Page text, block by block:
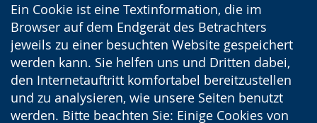
Ein Cookie ist eine Textinformation, die im
Browser auf dem Endgerät des Betrachters
jeweils zu einer besuchten Website gespeichert
werden kann. Sie helfen uns und Dritten dabei,
den Internetauftritt komfortabel bereitzustellen
und zu analysieren, wie unsere Seiten benutzt
werden. Bitte beachten Sie: Einige Cookies von